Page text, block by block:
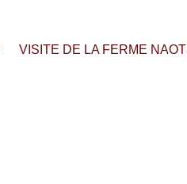
VISITE DE LA FERME NAOT